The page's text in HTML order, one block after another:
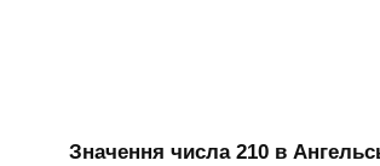
Значення числа 210 в